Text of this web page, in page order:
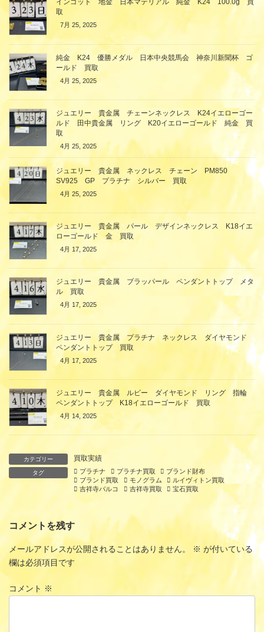
インゴット 地金 日本マテリアル 純金 K24 100.0g 買
取
7月 25, 2025
純金 K24 優勝メダル 日本中央競馬会 神奈川新聞杯 ゴ
ールド 買取
4月 25, 2025
ジュエリー 貴金属 チェーンネックレス K24イエローゴー
ルド 田中貴金属 リング K20イエローゴールド 純金 買
取
4月 25, 2025
ジュエリー 貴金属 ネックレス チェーン PM850
SV925 GP プラチナ シルバー 買取
4月 25, 2025
ジュエリー 貴金属 パール デザインネックレス K18イエ
ローゴールド 金 買取
4月 17, 2025
ジュエリー 貴金属 ブラッパール ペンダントトップ メタ
ル 買取
4月 17, 2025
ジュエリー 貴金属 プラチナ ネックレス ダイヤモンド
ペンダントトップ 買取
4月 17, 2025
ジュエリー 貴金属 ルビー ダイヤモンド リング 指輪
ペンダントトップ K18イエローゴールド 買取
4月 14, 2025
カテゴリー 買取実績
タグ プラチナ プラチナ買取
ブランド財布
ブランド買取
モノグラム
ルイヴィトン買取
吉祥寺パルコ
吉祥寺買取 宝石買取
コメントを残す
メールアドレスが公開されることはありません。 ※ が付いている
欄は必須項目です
コメント ※